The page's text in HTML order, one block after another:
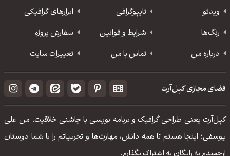
ویدئو
‌تایپوگرافی
ابزارهای گرافیکی
رنگ‌ها
شرایط و قوانین
سفارش پروژه
درباره من
تماس با من تغییرات سایت
فضای مجازی کپل‌آرت
کپل‌آرت یعنی طراحی گرافیک و برنامه نویسی با چاشنی خلاقیت. من علی
یوسفی؛ اینجا هستم تا همه دانش، مهارت‌‌ها و تجربیاتم را با شما دوستان